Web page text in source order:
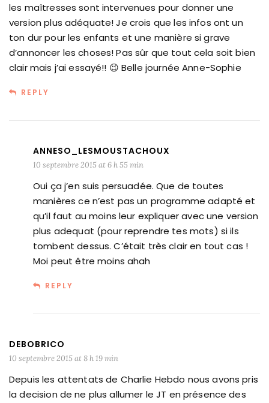
les maîtresses sont intervenues pour donner une
version plus adéquate! Je crois que les infos ont un
ton dur pour les enfants et une manière si grave
d’annoncer les choses! Pas sûr que tout cela soit bien
clair mais j’ai essayé!! 😉 Belle journée Anne-Sophie
REPLY
ANNESO_LESMOUSTACHOUX
10 septembre 2015 at 6 h 55 min
Oui ça j’en suis persuadée. Que de toutes
manières ce n’est pas un programme adapté et
qu’il faut au moins leur expliquer avec une version
plus adequat (pour reprendre tes mots) si ils
tombent dessus. C’était très clair en tout cas !
Moi peut être moins ahah
REPLY
DEBOBRICO
10 septembre 2015 at 8 h 19 min
Depuis les attentats de Charlie Hebdo nous avons pris
la decision de ne plus allumer le JT en présence des